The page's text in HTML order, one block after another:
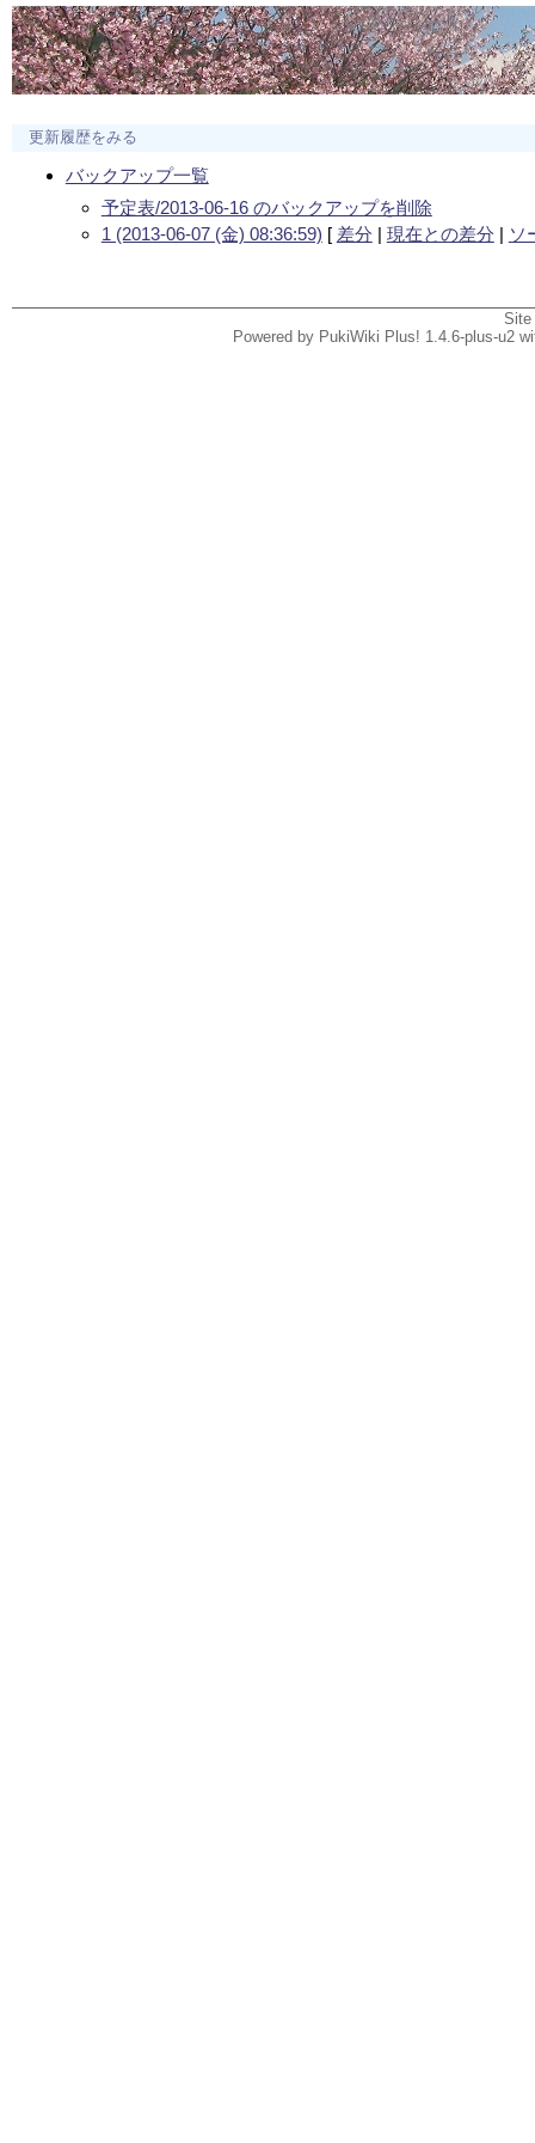
更新履歴をみる
バックアップ一覧
予定表/2013-06-16 のバックアップを削除
1 (2013-06-07 (金) 08:36:59) [ 差分 | 現在との差分 | ソ
Powered by PukiWiki Plus! 1.4.6-plus-u2